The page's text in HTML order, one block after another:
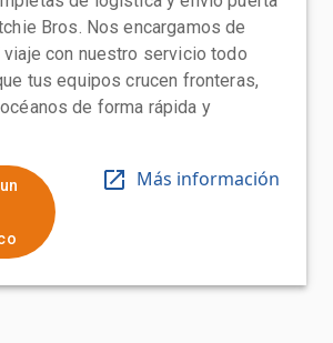
Bros. Nos encargamos de
con nuestro servicio todo
tus equipos crucen fronteras,
de forma rápida y
Más información